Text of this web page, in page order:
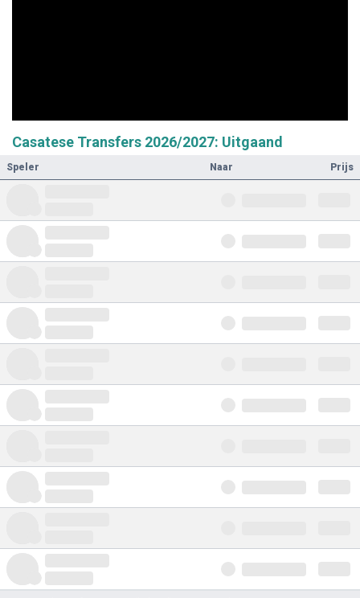
Casatese Transfers 2026/2027: Uitgaand
Speler Naar Prijs